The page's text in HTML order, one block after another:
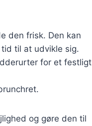
den frisk. Den kan
til at udvikle sig.
for et festligt
og gøre den til